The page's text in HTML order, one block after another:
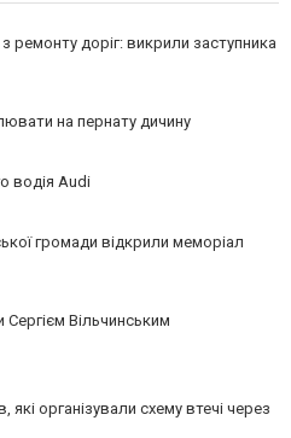
ремонту доріг: викрили заступника
на пернату дичину
водія Audi
громади відкрили меморіал
Вільчинським
які організували схему втечі через